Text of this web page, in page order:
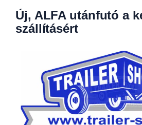
Új, ALFA utánfutó a
szállításért